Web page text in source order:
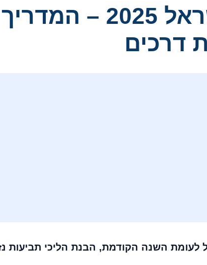
הליכי תביעות נזיקי רכב
דרכים
12% בתאונות דרכים בישראל לעומת השנה הקודמת, הבנת